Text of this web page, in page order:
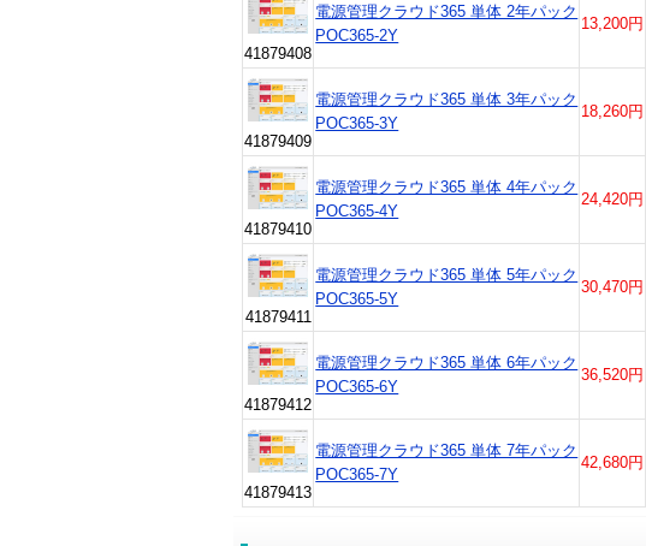
41879408
電源管理クラウド365 単体 2年パック
POC365-2Y
13,200円
41879409
電源管理クラウド365 単体 3年パック
POC365-3Y
18,260円
41879410
電源管理クラウド365 単体 4年パック
POC365-4Y
24,420円
41879411
電源管理クラウド365 単体 5年パック
POC365-5Y
30,470円
41879412
電源管理クラウド365 単体 6年パック
POC365-6Y
36,520円
41879413
電源管理クラウド365 単体 7年パック
POC365-7Y
42,680円